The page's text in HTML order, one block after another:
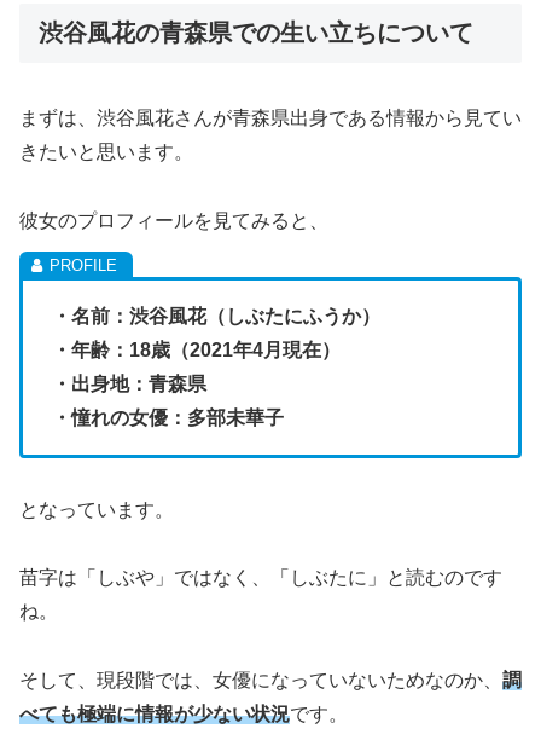
渋谷風花の青森県での生い立ちについて
まずは、渋谷風花さんが青森県出身である情報から見てい
きたいと思います。
彼女のプロフィールを見てみると、
・名前：渋谷風花（しぶたにふうか）
・年齢：18歳（2021年4月現在）
・出身地：青森県
・憧れの女優：多部未華子
となっています。
苗字は「しぶや」ではなく、「しぶたに」と読むのです
ね。
そして、現段階では、女優になっていないためなのか、 調
べても極端に情報が少ない状況です。